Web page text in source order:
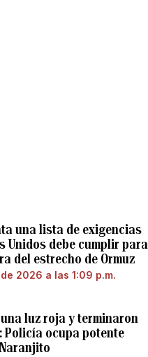
una lista de exigencias
Unidos debe cumplir para
del estrecho de Ormuz
2026 a las 1:09 p.m.
luz roja y terminaron
Policía ocupa potente